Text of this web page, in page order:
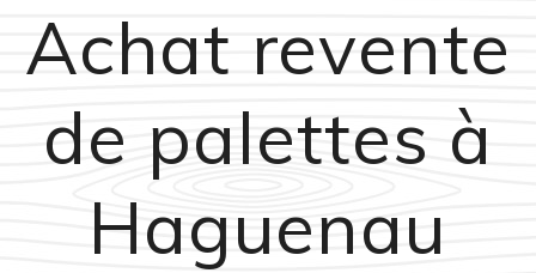
Achat revente
de palettes à
Haguenau